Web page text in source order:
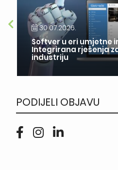
30.07.2026.
Softver u eri umjetne
Integrirana rješenja
industriju
PODIJELI OBJAVU